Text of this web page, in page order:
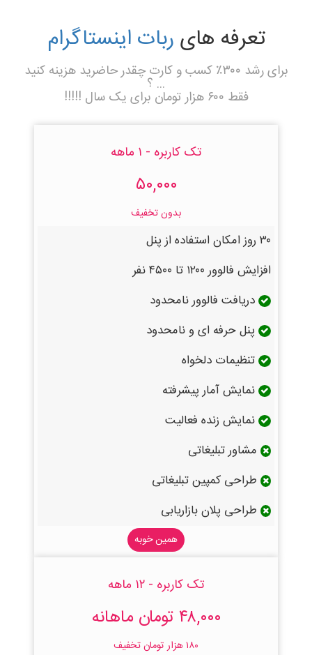
تعرفه هایربات اینستاگرام
برای رشد ۳۰۰٪ کسب و کارت چقدر حاضرید هزینه کنید
... ؟
فقط ۶۰۰ هزار تومان برای یک سال !!!!!
تک کاربره - ۱ ماهه
۵۰,۰۰۰
بدون تخفیف
۳۰ روز امکان استفاده از پنل
افزایش فالوور ۱۲۰۰ تا ۴۵۰۰ نفر
دریافت فالوور نامحدود
پنل حرفه ای و نامحدود
تنظیمات دلخواه
نمایش آمار پیشرفته
نمایش زنده فعالیت
مشاور تبلیغاتی
طراحی کمپین تبلیغاتی
طراحی پلان بازاریابی
همین خوبه
تک کاربره - ۱۲ ماهه
۴۸,۰۰۰ تومان ماهانه
۱۸۰ هزار تومان تخفیف